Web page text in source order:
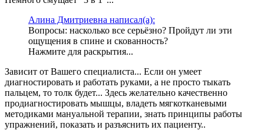
Алина Дмитриевна написал(а):
Вопросы: насколько все серьёзно? Пройдут ли эти
ощущения в спине и скованность?
Нажмите для раскрытия...
Зависит от Вашего специалиста... Если он умеет
диагностировать и работать руками, а не просто тыкать
пальцем, то толк будет... Здесь желательно качественно
продиагностировать мышцы, владеть мягкотканевыми
методиками мануальной терапии, знать принципы работы
упражнений, показать и разъяснить их пациенту..